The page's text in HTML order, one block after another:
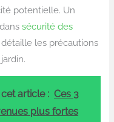
potentielle. Un
sécurité des
détaille les précautions
article : Ces 3
plus fortes